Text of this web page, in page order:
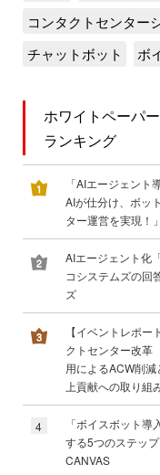
コンタクトセンター
チャットボット
ボ
ホワイトペーパ
ランキング
「AIエージェン
AIが仕分け、ボッ
ター運営を実現！
AIエージェント化
コシステムズの回
ズ
【イベントレポー
クトセンター改
用によるACW削
上貢献への取り組
4
「ボイスボット
する5つのステッ
CANVAS